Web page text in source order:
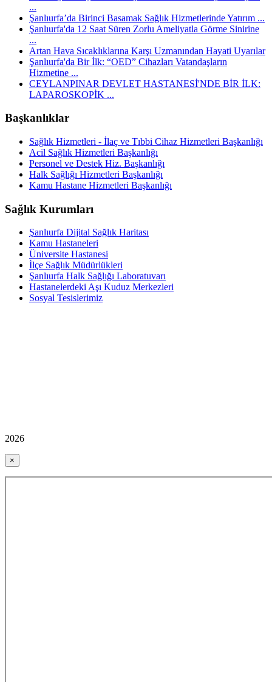
...
Şanlıurfa’da Birinci Basamak Sağlık Hizmetlerinde Yatırım ...
Şanlıurfa'da 12 Saat Süren Zorlu Ameliyatla Görme Sinirine
...
Artan Hava Sıcaklıklarına Karşı Uzmanından Hayati Uyarılar
Şanlıurfa'da Bir İlk: “OED” Cihazları Vatandaşların
Hizmetine ...
CEYLANPINAR DEVLET HASTANESİ'NDE BİR İLK:
LAPAROSKOPİK ...
Başkanlıklar
Sağlık Hizmetleri - İlaç ve Tıbbi Cihaz Hizmetleri Başkanlığı
Acil Sağlık Hizmetleri Başkanlığı
Personel ve Destek Hiz. Başkanlığı
Halk Sağlığı Hizmetleri Başkanlığı
Kamu Hastane Hizmetleri Başkanlığı
Sağlık Kurumları
Şanlıurfa Dijital Sağlık Haritası
Kamu Hastaneleri
Üniversite Hastanesi
İlçe Sağlık Müdürlükleri
Şanlıurfa Halk Sağlığı Laboratuvarı
Hastanelerdeki Aşı Kuduz Merkezleri
Sosyal Tesislerimiz
2026
×